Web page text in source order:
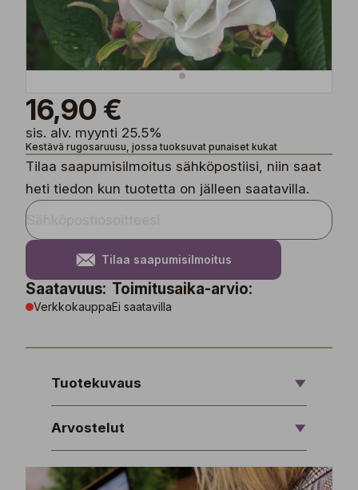
16,90 €
sis. alv. myynti 25.5%
Kestävä rugosaruusu, jossa tuoksuvat punaiset kukat
Tilaa saapumisilmoitus sähköpostiisi, niin saat
heti tiedon kun tuotetta on jälleen saatavilla.
Tilaa saapumisilmoitus
Saatavuus:
Verkkokauppa
Toimitusaika-arvio:
Ei saatavilla
Tuotekuvaus
Arvostelut